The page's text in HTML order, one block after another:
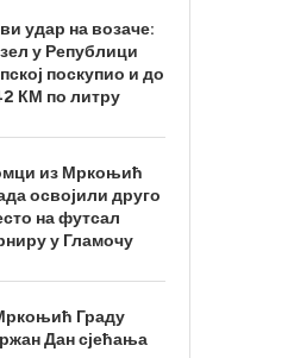
удар на возаче:
у Републици
поскупио и до
КМ по литру
из Мркоњић
освојили друго
на футсал
у Гламочу
Граду
Дан сјећања